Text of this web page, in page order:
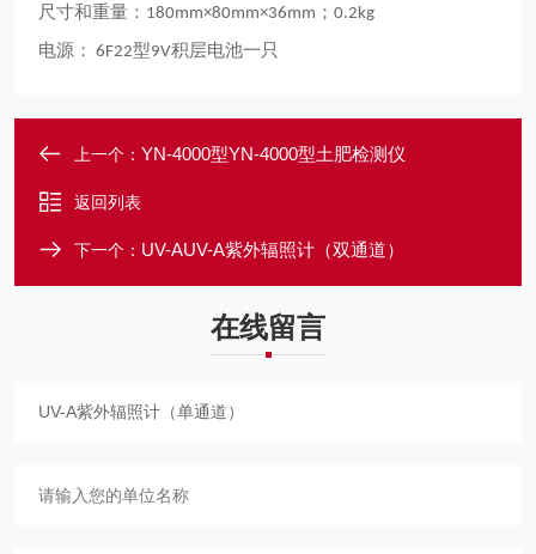
尺寸和重量： 180mm×80mm×36mm ； 0.2kg
电源： 6F22型9V积层电池一只
上一个： YN-4000型YN-4000型土肥检测仪
返回列表
下一个： UV-AUV-A紫外辐照计（双通道）
在线留言